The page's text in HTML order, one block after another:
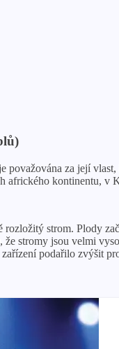
považována za její
afrického kontinentu,
strom. Plody
stromy jsou velmi
podařilo zvýšit